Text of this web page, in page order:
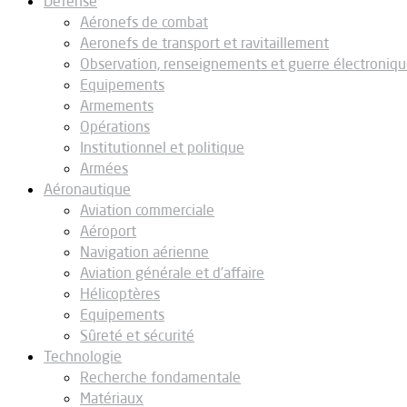
Aéronefs de combat
Aeronefs de transport et ravitaillement
Observation, renseignements et guerre
Equipements
Armements
Opérations
Institutionnel et politique
Armées
Aéronautique
Aviation commerciale
Aéroport
Navigation aérienne
Aviation générale et d’affaire
Hélicoptères
Equipements
Sûreté et sécurité
Technologie
Recherche fondamentale
Matériaux